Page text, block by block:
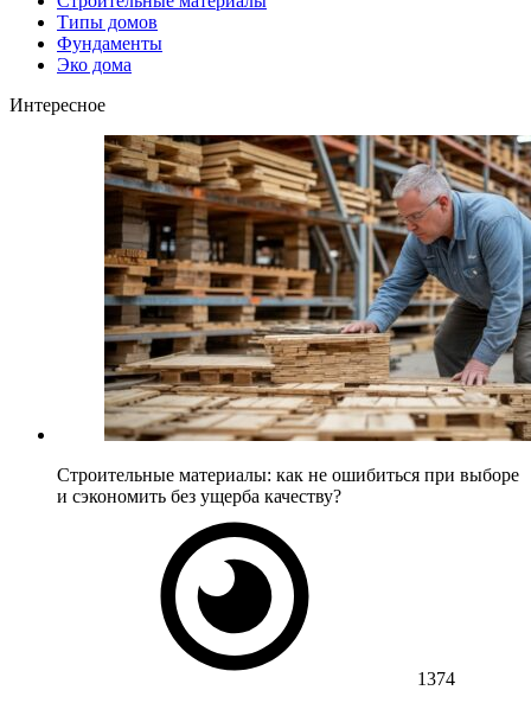
Типы домов
Фундаменты
Эко дома
Интересное
Строительные материалы: как не ошибиться при выборе
и сэкономить без ущерба качеству?
1374